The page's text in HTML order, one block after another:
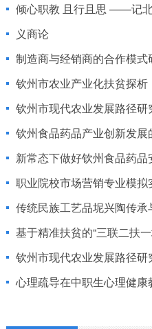
倾心职教 且行且思 ——记
义商论
制造商与经销商的合作模
钦州市农业产业化扶贫探析
钦州市现代农业发展路径研
钦州食品药品产业创新发展
新常态下做好钦州食品药
职业院校市场营销专业模
传统民族工艺品坭兴陶传承
基于精准扶贫的“三联二扶
钦州市现代农业发展路径研
心理疏导在中职生心理健